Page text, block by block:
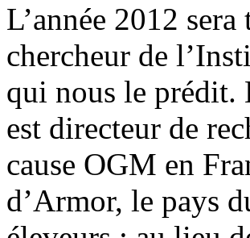
L’année 2012
chercheur de
qui nous le prédit.
est directeur de
cause OGM en
d’Armor, le pays